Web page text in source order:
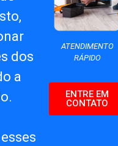
dos
a
ATENDIMENTO
RÁPIDO
ENTRE EM
CONTATO